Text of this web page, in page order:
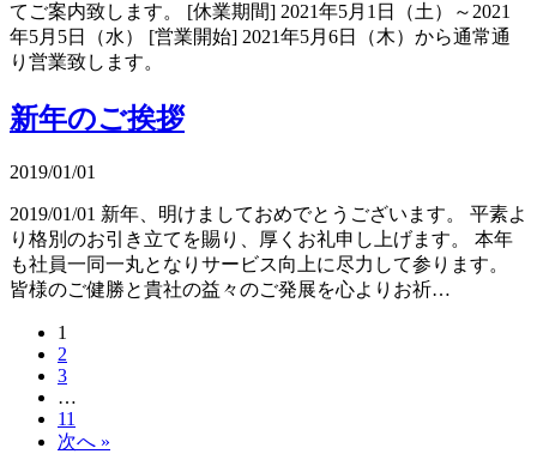
てご案内致します。 [休業期間] 2021年5月1日（土）～2021
年5月5日（水） [営業開始] 2021年5月6日（木）から通常通
り営業致します。
新年のご挨拶
2019/01/01
2019/01/01 新年、明けましておめでとうございます。 平素よ
り格別のお引き立てを賜り、厚くお礼申し上げます。 本年
も社員一同一丸となりサービス向上に尽力して参ります。
皆様のご健勝と貴社の益々のご発展を心よりお祈…
1
2
3
…
11
次へ »